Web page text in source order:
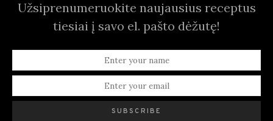
Užsiprenumeruokite naujausius receptus
tiesiai į savo el. pašto dėžutę!
SUBSCRIBE